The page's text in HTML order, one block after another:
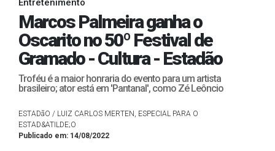
Marcos Palmeira ganha o
Oscarito no 50º Festival de
Gramado - Cultura - Estadão
Troféu é a maior honraria do evento para um artista
brasileiro; ator está em 'Pantanal', como Zé Leôncio
ESTADãO / LUIZ CARLOS MERTEN, ESPECIAL PARA O
ESTAD&ATILDE;O
Publicado em: 14/08/2022